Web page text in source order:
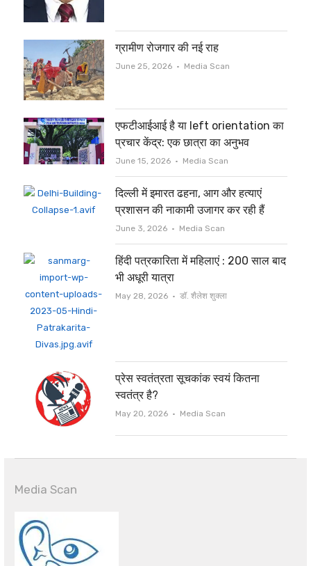
ग्रामीण रोजगार की नई राह
June 25, 2026 Author
Media Scan
एफटीआईआई है या left orientation का
प्रचार केंद्र: एक छात्रा का अनुभव
June 15, 2026 Author
Media Scan
दिल्ली में इमारत ढहना, आग और हत्याएं
प्रशासन की नाकामी उजागर कर रही हैं
June 3, 2026 Author
Media Scan
हिंदी पत्रकारिता में महिलाएं : 200 साल बाद
भी अधूरी यात्रा
May 28, 2026 Author
डॉ. शैलेश शुक्ला
प्रेस स्वतंत्रता सूचकांक स्वयं कितना
स्वतंत्र है?
May 20, 2026 Author
Media Scan
Media Scan